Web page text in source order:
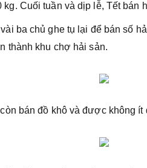
Cuối tuần và dịp lễ, Tết bán
ba chủ ghe tụ lại để bán số
thành khu chợ hải sản.
bán đồ khô và được không ít